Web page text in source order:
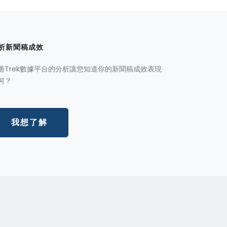
新聞稿成效
Trek數據平台的分析讓您知道你的新聞稿成效表現
？
我想了解